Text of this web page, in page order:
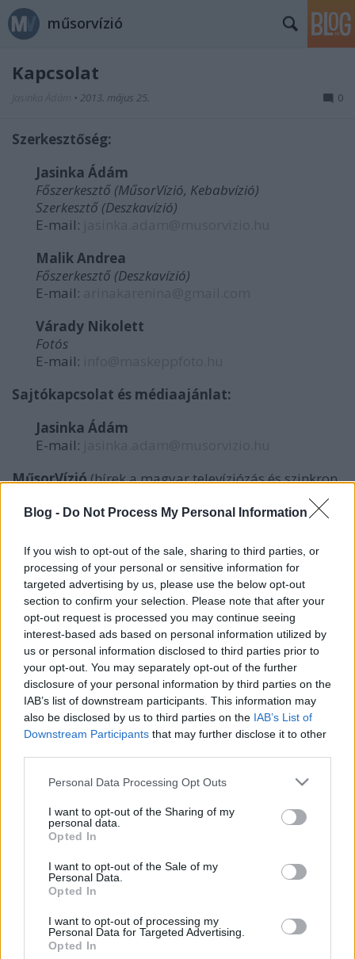
Blog - Do Not Process My Personal Information
If you wish to opt-out of the sale, sharing to third parties, or
processing of your personal or sensitive information for
targeted advertising by us, please use the below opt-out
section to confirm your selection. Please note that after your
opt-out request is processed you may continue seeing
interest-based ads based on personal information utilized by
us or personal information disclosed to third parties prior to
your opt-out. You may separately opt-out of the further
disclosure of your personal information by third parties on the
IAB’s list of downstream participants. This information may
also be disclosed by us to third parties on the IAB’s List of
Downstream Participants that may further disclose it to other
Please note that this website/app uses one or more Google
not limited to your visit or usage behaviour. You may click to
grant or deny consent to Google and its third-party tags to
use your data for below specified purposes in below Google
consent section.
Personal Data Processing Opt Outs
I want to opt-out of the Sharing of my
personal data.
Opted In
I want to opt-out of the Sale of my
Personal Data.
Opted In
I want to opt-out of processing my
Personal Data for Targeted Advertising.
Opted In
műsorvízió
Kapcsolat
• 2013. május 25. 0
Szerkesztőség:
Jasinka Ádám
Főszerkesztő (MűsorVízió, Kebabvízió)
Szerkesztő (Deszkavízió)
E-mail:
Malik Andrea
Főszerkesztő (Deszkavízió)
E-mail:
Várady Nikolett
Fotós
E-mail:
Sajtókapcsolat és médiaajánlat:
Jasinka Ádám
E-mail:
MűsorVízió(hírek a magyar televíziózás és szinkron
Facebook oldal
Kebabvízió(hírek és érdekességek a hazánkban
vetített török sorozatokról)
Facebook oldal
Deszkavízió (kritikák, ajánlók, interjúk és hírek a
hazai színházi világból)
Honlap:www.deszkavizio.hu
Facebook oldal
Címkék:kapcsolat
Ajánlott bejegyzések: